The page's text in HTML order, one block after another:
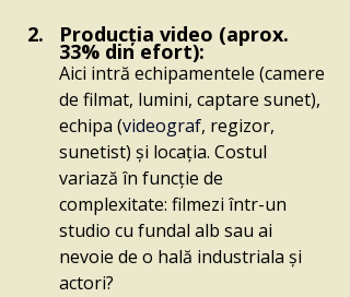
Producția video (aprox.
33% din efort):
Aici intră echipamentele (camere
de filmat, lumini, captare sunet),
echipa (videograf, regizor,
sunetist) și locația. Costul
variază în funcție de
complexitate: filmezi într-un
studio cu fundal alb sau ai
nevoie de o hală industriala și
actori?